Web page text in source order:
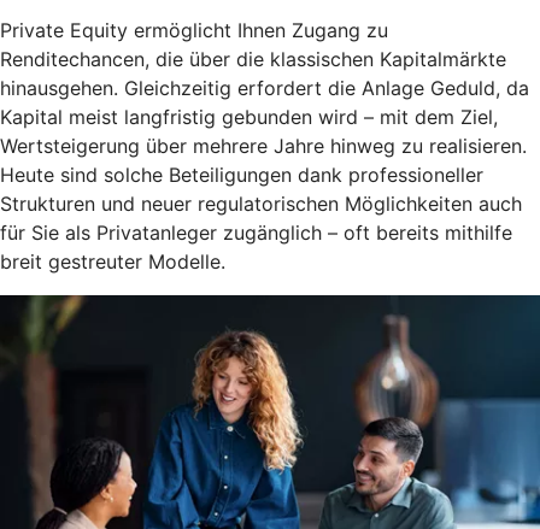
Private Equity ermöglicht Ihnen Zugang zu
Renditechancen, die über die klassischen Kapitalmärkte
hinausgehen. Gleichzeitig erfordert die Anlage Geduld, da
Kapital meist langfristig gebunden wird – mit dem Ziel,
Wertsteigerung über mehrere Jahre hinweg zu realisieren.
Heute sind solche Beteiligungen dank professioneller
Strukturen und neuer regulatorischen Möglichkeiten auch
für Sie als Privatanleger zugänglich – oft bereits mithilfe
breit gestreuter Modelle.